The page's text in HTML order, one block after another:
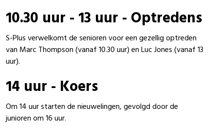
10.30 uur - 13 uur - Optredens
S-Plus verwelkomt de senioren voor een gezellig optreden
van Marc Thompson (vanaf 10.30 uur) en Luc Jones (vanaf 13
uur).
14 uur - Koers
Om 14 uur starten de nieuwelingen, gevolgd door de
junioren om 16 uur.